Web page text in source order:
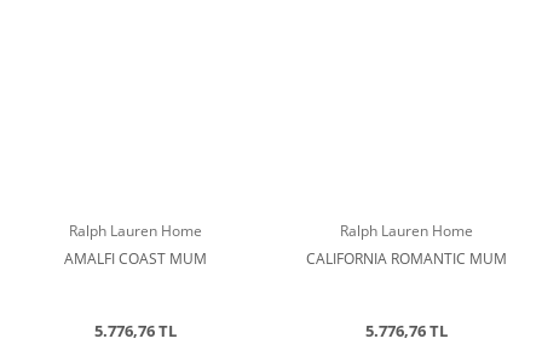
Ralph Lauren Home
AMALFI COAST MUM
5.776,76 TL
Ralph Lauren Home
CALIFORNIA ROMANTIC MUM
5.776,76 TL